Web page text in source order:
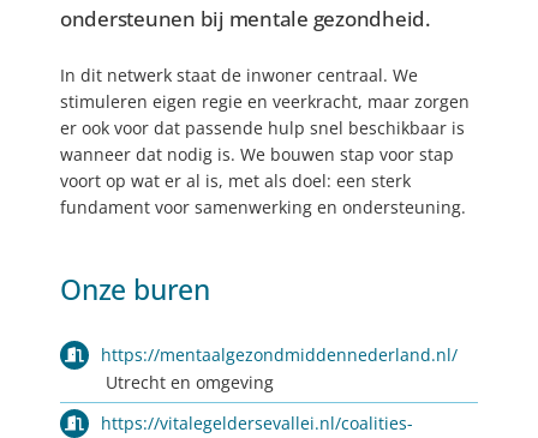
ondersteunen bij mentale gezondheid.
In dit netwerk staat de inwoner centraal. We
stimuleren eigen regie en veerkracht, maar zorgen
er ook voor dat passende hulp snel beschikbaar is
wanneer dat nodig is. We bouwen stap voor stap
voort op wat er al is, met als doel: een sterk
fundament voor samenwerking en ondersteuning.
Onze buren
https://mentaalgezondmiddennederland.nl/
Utrecht en omgeving
https://vitalegeldersevallei.nl/coalities-